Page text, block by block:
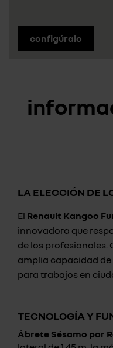
configúralo
LA ELECCIÓN DE
El Renault Kangoo
innovadora que
de los profesionales.
amplia capacidad
para trabajos en
TECNOLOGÍA Y
Ábrete Sésamo por